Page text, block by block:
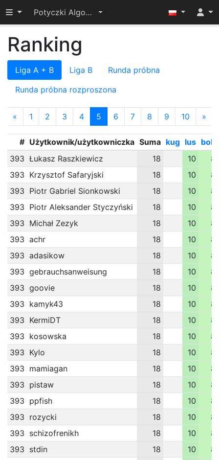
Przełącz widoczność menu
Potyczki Algorytmiczne 2014
Ranking
Liga A + B Liga B
Runda próbna
Runda próbna rozproszona
« 1 2 3 4 5 6 7 8 9 10 »
# Użytkownik/użytkowniczka Suma kug lus boh
393 Łukasz Raszkiewicz 18 10
8
393 Krzysztof Safaryjski 18 10
8
393 Piotr Gabriel Sionkowski 18 10
8
393 Piotr Aleksander Styczyński 18 10
8
393 Michał Zezyk 18 10
8
393 achr 18 10
8
393 adasikow 18 10
8
393 gebrauchsanweisung 18 10
8
393 goovie 18 10
8
393 kamyk43 18 10
8
393 KermiDT 18 10
8
393 kosowska 18 10
8
393 Kylo 18 10
8
393 mamiagan 18 10
8
393 pistaw 18 10
8
393 ppfish 18 10
8
393 rozycki 18 10
8
393 schizofrenikh 18 10
8
393 stdin 18 10
8